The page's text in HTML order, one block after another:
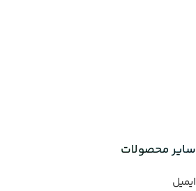
سایر محصولات
ایمیل